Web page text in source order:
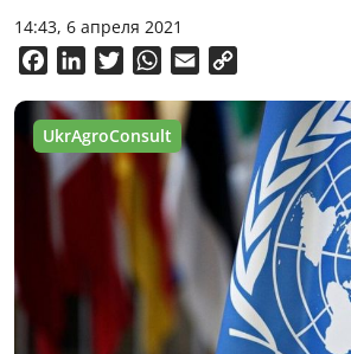
14:43, 6 апреля 2021
FacebookLinkedInTwitterWhatsApp
Email
UkrAgroConsult